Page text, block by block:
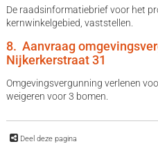
De raadsinformatiebrief voor het
kernwinkelgebied, vaststellen.
8. Aanvraag
Nijkerkerstraat 31
Omgevingsvergunning verlenen
weigeren voor 3 bomen.
Deel deze pagina